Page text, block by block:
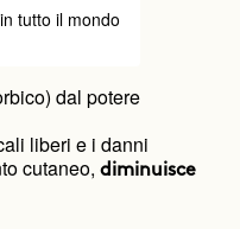
in tutto il mondo
dal potere
liberi e i danni
cutaneo,diminuisce